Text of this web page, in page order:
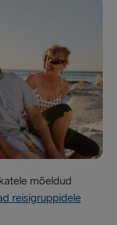
mõeldud
reisigruppidele